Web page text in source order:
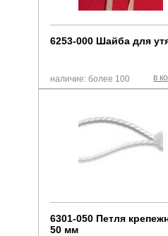
6253-000 Шайба для
в
наличие: более 100
6301-050 Петля
50 мм